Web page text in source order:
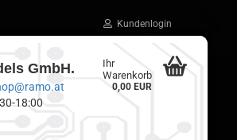
Kundenlogin
GmbH.
18:00
Ihr
Warenkorb
0,00 EUR